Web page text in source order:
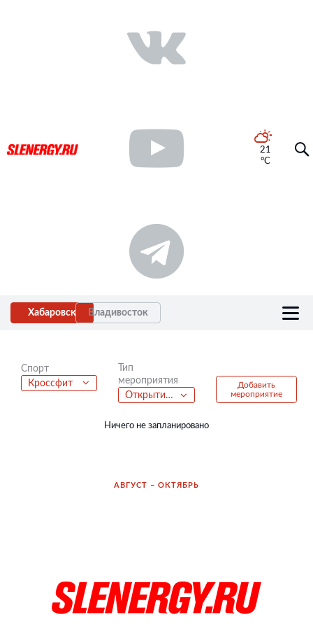
21
°C
Хабаровск Владивосток
Спорт
Кроссфит
Тип
мероприятия
Открытие велосезона
Добавить
мероприятие
Ничего не запланировано
АВГУСТ – ОКТЯБРЬ